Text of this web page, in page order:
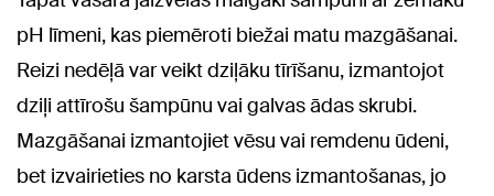
pH līmeni, kas piemēroti biežai matu mazgāšanai.
Reizi nedēļā var veikt dziļāku tīrīšanu, izmantojot
dziļi attīrošu šampūnu vai galvas ādas skrubi.
Mazgāšanai izmantojiet vēsu vai remdenu ūdeni,
bet izvairieties no karsta ūdens izmantošanas, jo